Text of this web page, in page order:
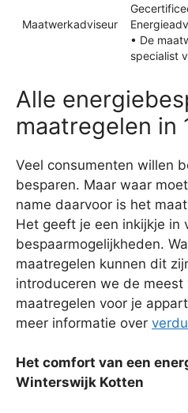
Maatwerkadviseur
• De
specialist
Alle
maatregelen in
Veel consumenten willen
besparen. Maar waar
name daarvoor is het
Het geeft je een inkijkje in
bespaarmogelijkheden.
maatregelen kunnen dit
introduceren we de meest
maatregelen voor je
meer informatie over
Het comfort van een
Winterswijk Kotten